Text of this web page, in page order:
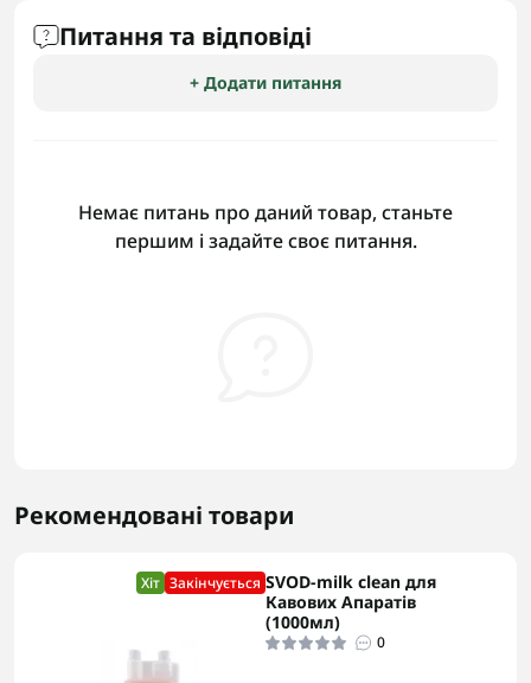
Питання та відповіді
+ Додати питання
Немає питань про даний товар, станьте
першим і задайте своє питання.
Рекомендовані товари
Хіт Закінчується SVOD-milk clean для
Кавових Апаратів
(1000мл)
0